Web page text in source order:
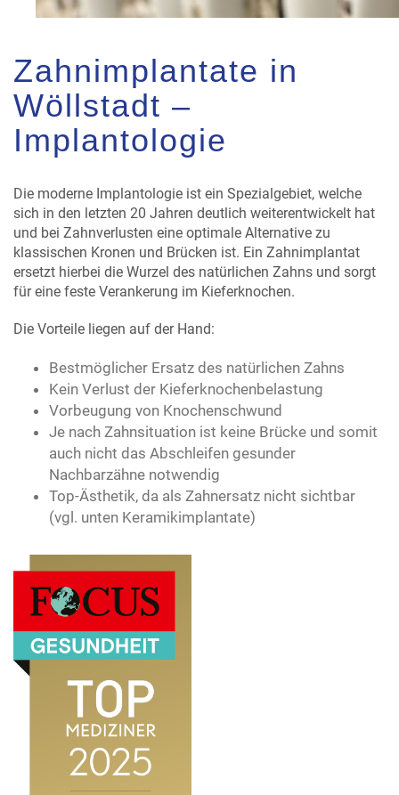
Zahnimplantate in
Wöllstadt –
Implantologie
Die moderne Implantologie ist ein Spezialgebiet, welche
sich in den letzten 20 Jahren deutlich weiterentwickelt hat
und bei Zahnverlusten eine optimale Alternative zu
klassischen Kronen und Brücken ist. Ein Zahnimplantat
ersetzt hierbei die Wurzel des natürlichen Zahns und sorgt
für eine feste Verankerung im Kieferknochen.
Die Vorteile liegen auf der Hand:
Bestmöglicher Ersatz des natürlichen Zahns
Kein Verlust der Kieferknochenbelastung
Vorbeugung von Knochenschwund
Je nach Zahnsituation ist keine Brücke und somit
auch nicht das Abschleifen gesunder
Nachbarzähne notwendig
Top-Ästhetik, da als Zahnersatz nicht sichtbar
(vgl. unten Keramikimplantate)